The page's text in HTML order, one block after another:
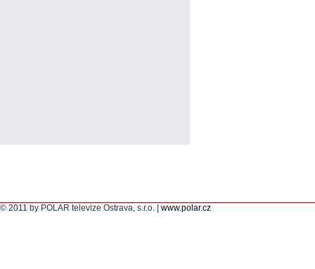
© 2011 by POLAR televize Ostrava, s.r.o. | www.polar.cz